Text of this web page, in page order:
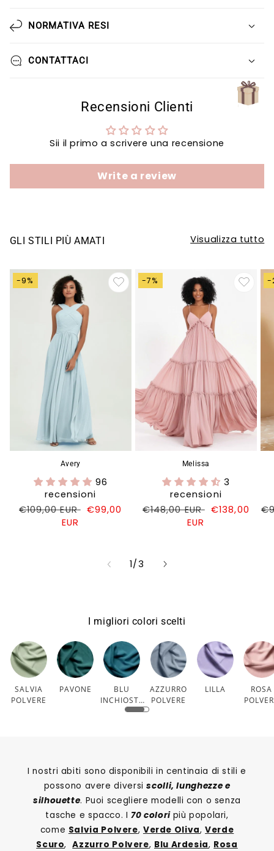
NORMATIVA RESI
CONTATTACI
Recensioni Clienti
Sii il primo a scrivere una recensione
Write a review
GLI STILI PIÙ AMATI Visualizza tutto
-9%
Avery
96
recensioni
Prezzo
€109,00 EUR
Prezzo
€99,00
EUR
-7%
Melissa
3
recensioni
Prezzo
€148,00 EUR
Prezzo
€138,00
EUR
-
1/
su3
I migliori colori scelti
SALVIA
POLVERE
PAVONE
BLU
INCHIOSTR
O
AZZURRO
POLVERE
LILLA
ROSA
I nostri abiti sono disponibili in centinaia di stili e
possono avere diversiscolli, lunghezze e
silhouette. Puoi scegliere modelli con o senza
tasche e spacco. I70 colori più popolari,
come Salvia Polvere, Verde Oliva,Verde
Scuro,Azzurro Polvere, Blu Ardesia, Rosa